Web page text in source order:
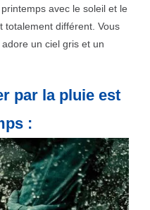
avec le soleil et le
totalement différent. Vous
un ciel gris et un
par la pluie est
: